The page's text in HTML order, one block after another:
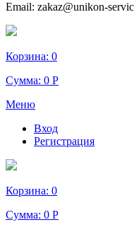
Email: zakaz@unikon-
Корзина: 0
Сумма: 0 Р
Меню
Вход
Регистрация
Корзина: 0
Сумма: 0 Р